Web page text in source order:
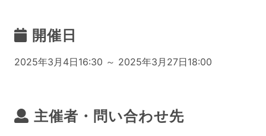
開催日
2025年3月4日16:30 ～ 2025年3月27日18:00
主催者・問い合わせ先